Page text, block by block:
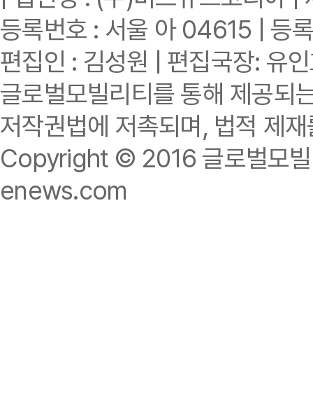
등록번호 : 서울 아 04615 | 등
편집인 : 김성원 | 편집국장: 유
글로벌모빌리티를 통해 제공되
저작권법에 저촉되며, 법적 제
Copyright © 2016 글로벌모
enews.com